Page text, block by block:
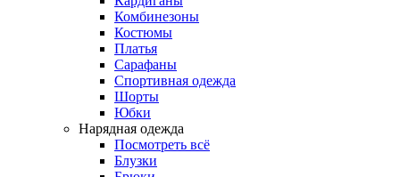
Комбинезоны
Костюмы
Платья
Сарафаны
Спортивная одежда
Шорты
Юбки
Нарядная одежда
Посмотреть всё
Блузки